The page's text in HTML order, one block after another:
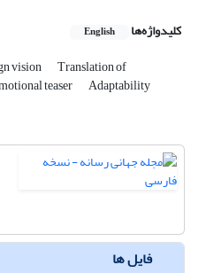
کلیدواژه‌ها English
vision Translation of
teaser Adaptability
فایل ها